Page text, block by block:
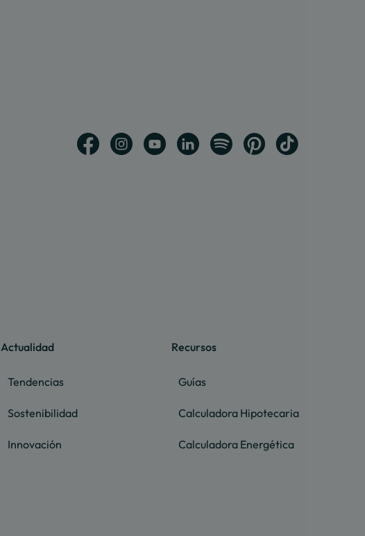
Actualidad
Tendencias
Sostenibilidad
Innovación
Recursos
Guías
Calculadora Hipotecaria
Calculadora Energética